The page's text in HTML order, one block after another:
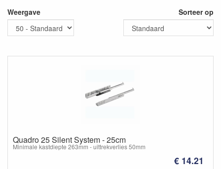
Weergave
Sorteer op
Quadro 25 Silent System - 25cm
Minimale kastdiepte 263mm - uittrekverlies 50mm
€ 14.21